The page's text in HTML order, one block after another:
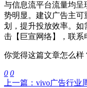
与信息流平台流量均
势明显。建议广告主
划，提升投放效率。如
击【巨宣网络】，联系
你觉得这篇文章怎么样
0 0
上一篇：vivo广告行业